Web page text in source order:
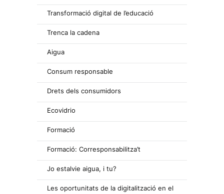
Transformació digital de l’educació
Trenca la cadena
Aigua
Consum responsable
Drets dels consumidors
Ecovidrio
Formació
Formació: Corresponsabilitza’t
Jo estalvie aigua, i tu?
Les oportunitats de la digitalització en el